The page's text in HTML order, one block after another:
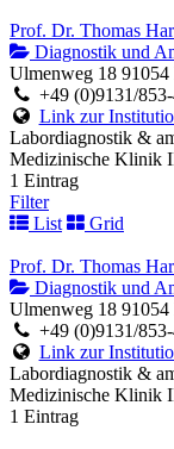
Prof. Dr. Thomas
Diagnostik und
Ulmenweg 18 91054
+49 (0)9131/
Link zur
Labordiagnostik &
Medizinische Klinik
1 Eintrag
Filter
List
Grid
Prof. Dr. Thomas
Diagnostik und
Ulmenweg 18 91054
+49 (0)9131/
Link zur
Labordiagnostik &
Medizinische Klinik
1 Eintrag